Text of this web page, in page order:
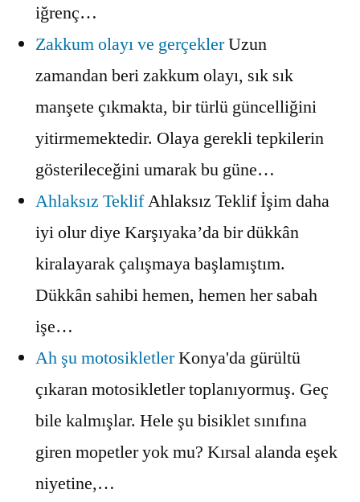
iğrenç…
Zakkum olayı ve gerçeklerUzun
zamandan beri zakkum olayı, sık sık
manşete çıkmakta, bir türlü güncelliğini
yitirmemektedir. Olaya gerekli tepkilerin
gösterileceğini umarak bu güne…
Ahlaksız TeklifAhlaksız Teklif İşim daha
iyi olur diye Karşıyaka’da bir dükkân
kiralayarak çalışmaya başlamıştım.
Dükkân sahibi hemen, hemen her sabah
işe…
Ah şu motosikletlerKonya'da gürültü
çıkaran motosikletler toplanıyormuş. Geç
bile kalmışlar. Hele şu bisiklet sınıfına
giren mopetler yok mu? Kırsal alanda eşek
niyetine,…